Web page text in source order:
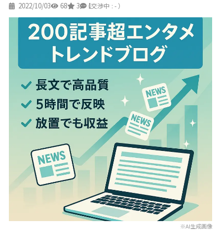
2022/10/03 68 3 1
（交渉中 : - ）
※AI生成画像